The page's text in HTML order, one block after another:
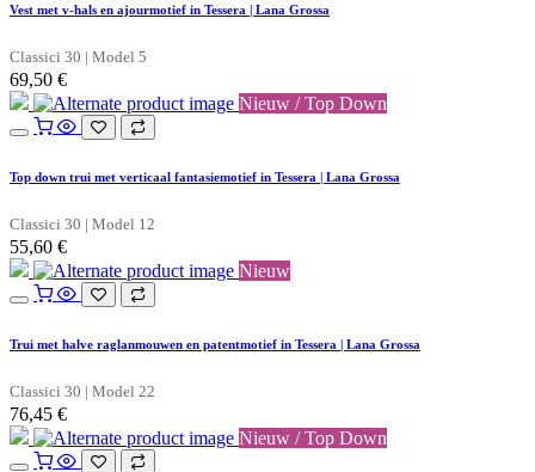
Vest met v-hals en ajourmotief in Tessera | Lana Grossa
Classici 30 | Model 5
69,50 €
Nieuw / Top Down
Top down trui met verticaal fantasiemotief in Tessera | Lana Grossa
Classici 30 | Model 12
55,60 €
Nieuw
Trui met halve raglanmouwen en patentmotief in Tessera | Lana Grossa
Classici 30 | Model 22
76,45 €
Nieuw / Top Down